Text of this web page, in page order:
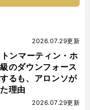
トンマーティン・ホ
のダウンフォース
るも、アロンソが
理由
2026.07.29更新
2026.07.29更新